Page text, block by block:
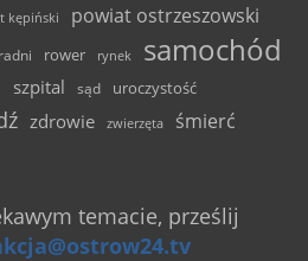
kępiński powiat ostrzeszowski
radni rower rynek samochód
szpital sąd uroczystość
zdrowie zwierzęta śmierć
temacie, prześlij